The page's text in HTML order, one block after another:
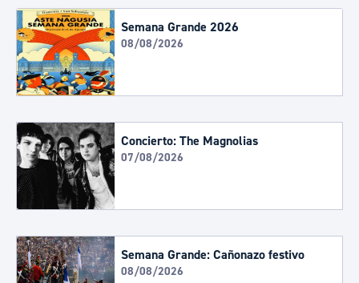
Semana Grande 2026
08/08/2026
Concierto: The Magnolias
07/08/2026
Semana Grande: Cañonazo festivo
08/08/2026